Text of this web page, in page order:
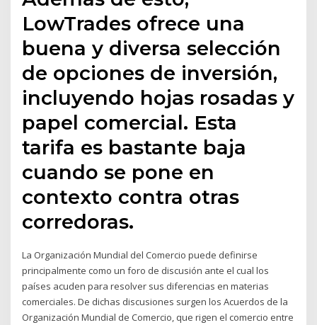
LowTrades ofrece una
buena y diversa selección
de opciones de inversión,
incluyendo hojas rosadas y
papel comercial. Esta
tarifa es bastante baja
cuando se pone en
contexto contra otras
corredoras.
La Organización Mundial del Comercio puede definirse
principalmente como un foro de discusión ante el cual los
países acuden para resolver sus diferencias en materias
comerciales. De dichas discusiones surgen los Acuerdos de la
Organización Mundial de Comercio, que rigen el comercio entre